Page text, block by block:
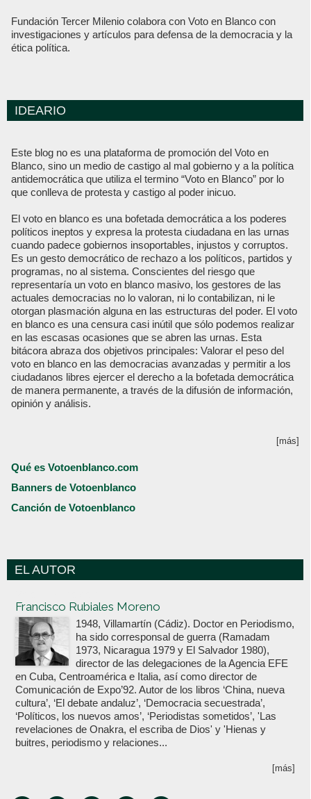
Fundación Tercer Milenio colabora con Voto en Blanco con
investigaciones y artículos para defensa de la democracia y la
ética política.
IDEARIO
Este blog no es una plataforma de promoción del Voto en
Blanco, sino un medio de castigo al mal gobierno y a la política
antidemocrática que utiliza el termino “Voto en Blanco” por lo
que conlleva de protesta y castigo al poder inicuo.
El voto en blanco es una bofetada democrática a los poderes
políticos ineptos y expresa la protesta ciudadana en las urnas
cuando padece gobiernos insoportables, injustos y corruptos.
Es un gesto democrático de rechazo a los políticos, partidos y
programas, no al sistema. Conscientes del riesgo que
representaría un voto en blanco masivo, los gestores de las
actuales democracias no lo valoran, ni lo contabilizan, ni le
otorgan plasmación alguna en las estructuras del poder. El voto
en blanco es una censura casi inútil que sólo podemos realizar
en las escasas ocasiones que se abren las urnas. Esta
bitácora abraza dos objetivos principales: Valorar el peso del
voto en blanco en las democracias avanzadas y permitir a los
ciudadanos libres ejercer el derecho a la bofetada democrática
de manera permanente, a través de la difusión de información,
opinión y análisis.
[más]
Qué es Votoenblanco.com
Banners de Votoenblanco
Canción de Votoenblanco
EL AUTOR
Francisco Rubiales Moreno
1948, Villamartín (Cádiz). Doctor en Periodismo,
ha sido corresponsal de guerra (Ramadam
1973, Nicaragua 1979 y El Salvador 1980),
director de las delegaciones de la Agencia EFE
en Cuba, Centroamérica e Italia, así como director de
Comunicación de Expo’92. Autor de los libros ‘China, nueva
cultura’, ‘El debate andaluz’, ‘Democracia secuestrada’,
‘Políticos, los nuevos amos’, ‘Periodistas sometidos’, 'Las
revelaciones de Onakra, el escriba de Dios' y 'Hienas y
buitres, periodismo y relaciones...
[más]